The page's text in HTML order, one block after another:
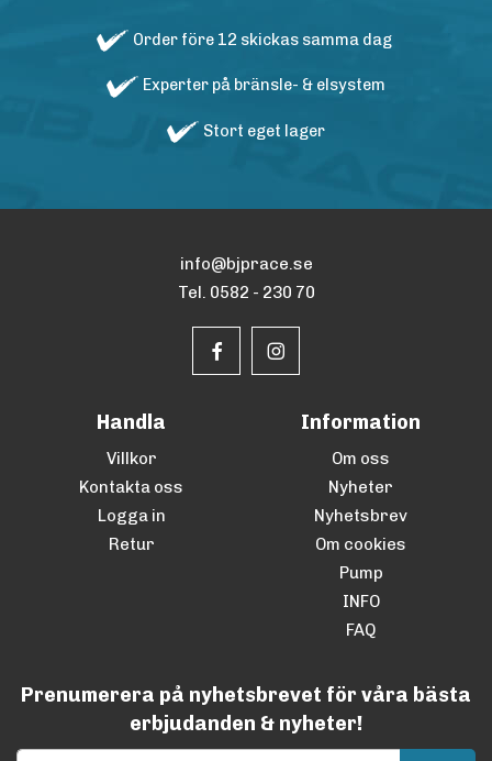
Order före 12 skickas samma dag
Experter på bränsle- & elsystem
Stort eget lager
info@bjprace.se
Tel. 0582 - 230 70
Handla
Villkor
Kontakta oss
Logga in
Retur
Information
Om oss
Nyheter
Nyhetsbrev
Om cookies
Pump
INFO
FAQ
Prenumerera på nyhetsbrevet för våra bästa
erbjudanden & nyheter!